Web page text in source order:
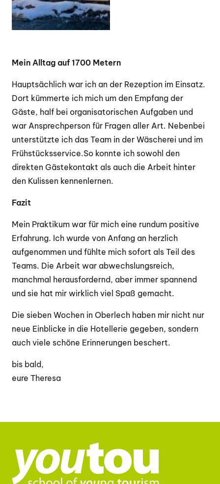
Mein Alltag auf 1700 Metern
Hauptsächlich war ich an der Rezeption im Einsatz.
Dort kümmerte ich mich um den Empfang der
Gäste, half bei organisatorischen Aufgaben und
war Ansprechperson für Fragen aller Art. Nebenbei
unterstützte ich das Team in der Wäscherei und im
Frühstücksservice.So konnte ich sowohl den
direkten Gästekontakt als auch die Arbeit hinter
den Kulissen kennenlernen.
Fazit
Mein Praktikum war für mich eine rundum positive
Erfahrung. Ich wurde von Anfang an herzlich
aufgenommen und fühlte mich sofort als Teil des
Teams. Die Arbeit war abwechslungsreich,
manchmal herausfordernd, aber immer spannend
und sie hat mir wirklich viel Spaß gemacht.
Die sieben Wochen in Oberlech haben mir nicht nur
neue Einblicke in die Hotellerie gegeben, sondern
auch viele schöne Erinnerungen beschert.
bis bald,
eure Theresa